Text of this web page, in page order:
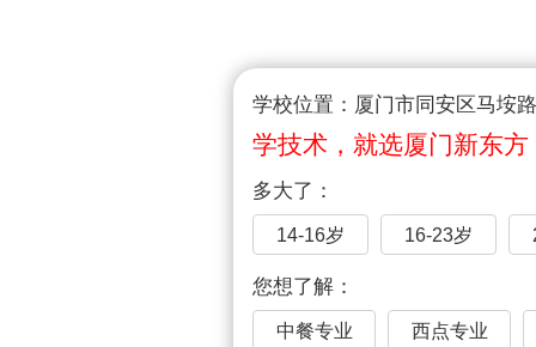
学校位置：厦门市同安区马垵
学技术，就选厦门新东方
多大了：
14-16岁 16-23岁
您想了解：
中餐专业 西点专业